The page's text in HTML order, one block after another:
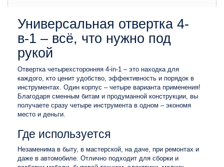
Универсальная отвертка 4-
в-1 – всё, что нужно под
рукой
Отвертка четырехсторонняя 4-in-1 – это находка для
каждого, кто ценит удобство, эффективность и порядок в
инструментах. Один корпус – четыре варианта применения!
Благодаря сменным битам и продуманной конструкции, вы
получаете сразу четыре инструмента в одном – экономя
место и деньги.
Где используется
Незаменима в быту, в мастерской, на даче, при ремонтах и
даже в автомобиле. Отлично подходит для сборки и